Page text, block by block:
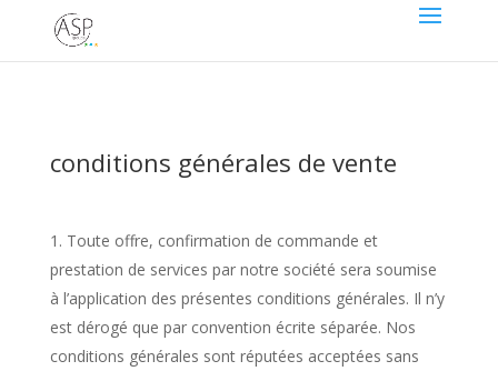
conditions générales de vente
Toute offre, confirmation de commande et
prestation de services par notre société sera soumise
à l’application des présentes conditions générales. Il n’y
est dérogé que par convention écrite séparée. Nos
conditions générales sont réputées acceptées sans